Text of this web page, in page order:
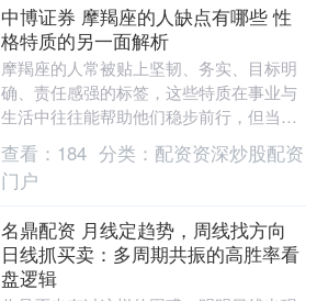
中博证券 摩羯座的人缺点有哪些 性
格特质的另一面解析
摩羯座的人常被贴上坚韧、务实、目标明
确、责任感强的标签，这些特质在事业与
生活中往往能帮助他们稳步前行，但当深
入观察其性格全貌时，也会发现一些在特
定情境下显现的缺....
查看： 184 分类： 配资资深炒股配资
门户
名鼎配资 月线定趋势，周线找方向
日线抓买卖：多周期共振的高胜率看
盘逻辑